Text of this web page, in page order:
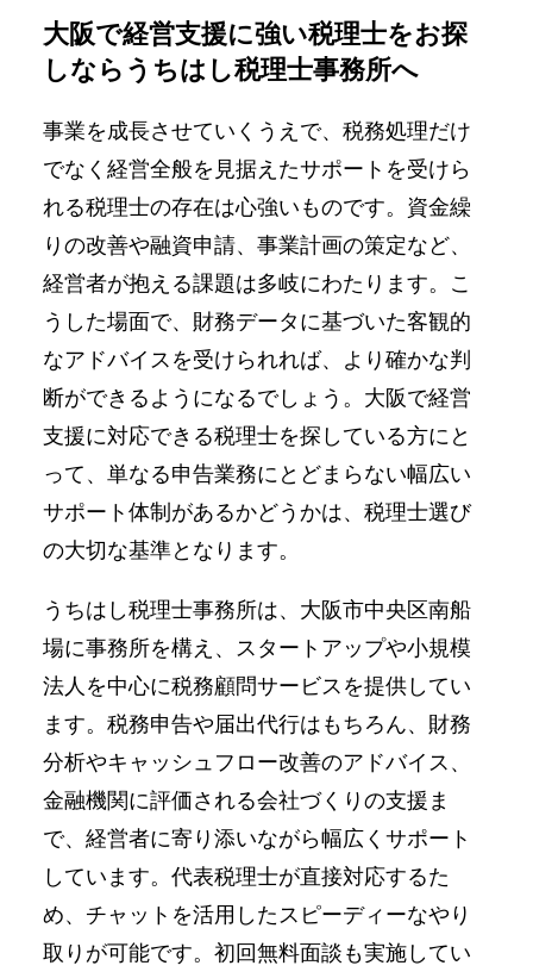
大阪で経営支援に強い税理士をお探
しならうちはし税理士事務所へ
事業を成長させていくうえで、税務処理だけ
でなく経営全般を見据えたサポートを受けら
れる税理士の存在は心強いものです。資金繰
りの改善や融資申請、事業計画の策定など、
経営者が抱える課題は多岐にわたります。こ
うした場面で、財務データに基づいた客観的
なアドバイスを受けられれば、より確かな判
断ができるようになるでしょう。大阪で経営
支援に対応できる税理士を探している方にと
って、単なる申告業務にとどまらない幅広い
サポート体制があるかどうかは、税理士選び
の大切な基準となります。
うちはし税理士事務所は、大阪市中央区南船
場に事務所を構え、スタートアップや小規模
法人を中心に税務顧問サービスを提供してい
ます。税務申告や届出代行はもちろん、財務
分析やキャッシュフロー改善のアドバイス、
金融機関に評価される会社づくりの支援ま
で、経営者に寄り添いながら幅広くサポート
しています。代表税理士が直接対応するた
め、チャットを活用したスピーディーなやり
取りが可能です。初回無料面談も実施してい